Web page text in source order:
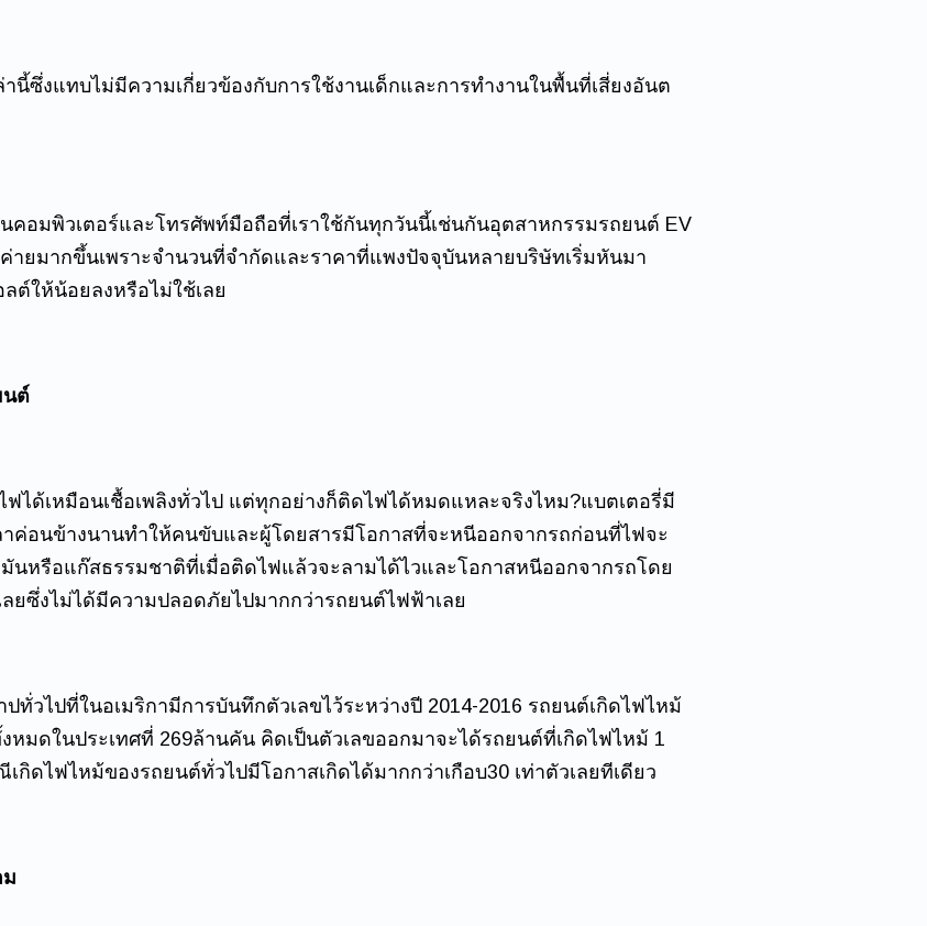
านี้ซึ่งแทบไม่มีความเกี่ยวข้องกับการใช้งานเด็กและการทำงานในพื้นที่เสี่ยงอันต
อมพิวเตอร์และโทรศัพท์มือถือที่เราใช้กันทุกวันนี้เช่นกันอุตสาหกรรมรถยนต์ EV
ายมากขึ้นเพราะจำนวนที่จำกัดและราคาที่แพงปัจจุบันหลายบริษัทเริ่มหันมา
ต์ให้น้อยลงหรือไม่ใช้เลย
นต์
ฟได้เหมือนเชื้อเพลิงทั่วไป แต่ทุกอย่างก็ติดไฟได้หมดแหละจริงไหม?แบตเตอรี่มี
ค่อนข้างนานทำให้คนขับและผู้โดยสารมีโอกาสที่จะหนีออกจากรถก่อนที่ไฟจะ
นหรือแก๊สธรรมชาติที่เมื่อติดไฟแล้วจะลามได้ไวและโอกาสหนีออกจากรถโดย
ยซึ่งไม่ได้มีความปลอดภัยไปมากกว่ารถยนต์ไฟฟ้าเลย
ทั่วไปที่ในอเมริกามีการบันทึกตัวเลขไว้ระหว่างปี 2014-2016 รถยนต์เกิดไฟไหม้
หมดในประเทศที่ 269ล้านคัน คิดเป็นตัวเลขออกมาจะได้รถยนต์ที่เกิดไฟไหม้ 1
กิดไฟไหม้ของรถยนต์ทั่วไปมีโอกาสเกิดได้มากกว่าเกือบ30 เท่าตัวเลยทีเดียว
ม